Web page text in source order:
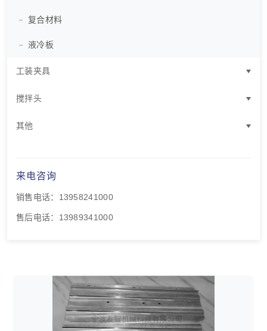
复合材料
液冷板
工装夹具
电池托盘焊接夹具
储能液冷板焊接夹具
电控箱体焊接夹具
水冷板焊接夹具
小微产品焊接夹具
搅拌头
模具钢搅拌头
静轴肩搅拌头
其他
油缸
来电咨询
销售电话：13958241000
售后电话：13989341000